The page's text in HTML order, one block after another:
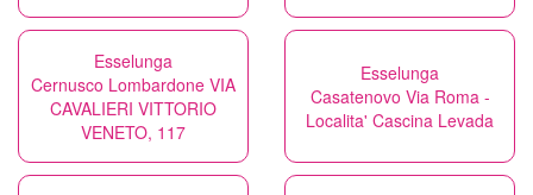
Esselunga
Cernusco Lombardone VIA
CAVALIERI VITTORIO
VENETO, 117
Esselunga
Casatenovo Via Roma -
Localita' Cascina Levada